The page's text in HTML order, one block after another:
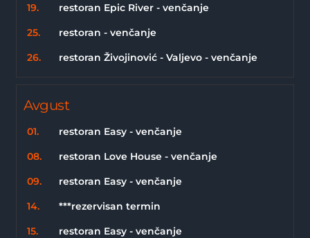
19.
restoran Epic River - venčanje
25.
restoran - venčanje
26.
restoran Živojinović - Valjevo - venčanje
Avgust
01.
restoran Easy - venčanje
08.
restoran Love House - venčanje
09.
restoran Easy - venčanje
14.
***rezervisan termin
15.
restoran Easy - venčanje